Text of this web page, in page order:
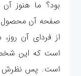
بود؟ ما هنوز
صفحه آن محصول
از فردای آن
است که اين
است. پس نظرش